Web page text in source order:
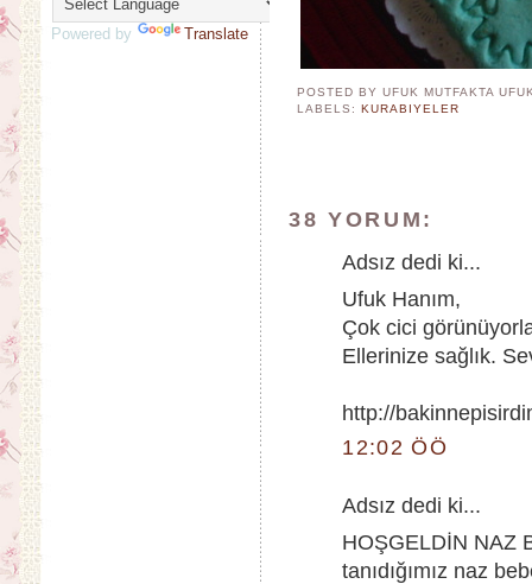
POSTED BY UFUK MUTFAKTA
LABELS:KURABIYELER
38 YORUM:
Adsız dedi ki...
Ufuk Hanım,
Çok cici
Ellerinize sağlık.
http://
12:02 ÖÖ
Adsız dedi ki...
HOŞGELDİN NAZ
tanıdığımız naz
Powered by Translate